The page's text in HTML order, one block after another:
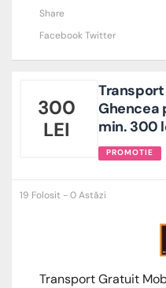
Share
FacebookTwitter
300
LEI
Ghencea
min. 300
PROMOTIE
19 Folosit - 0 Astăzi